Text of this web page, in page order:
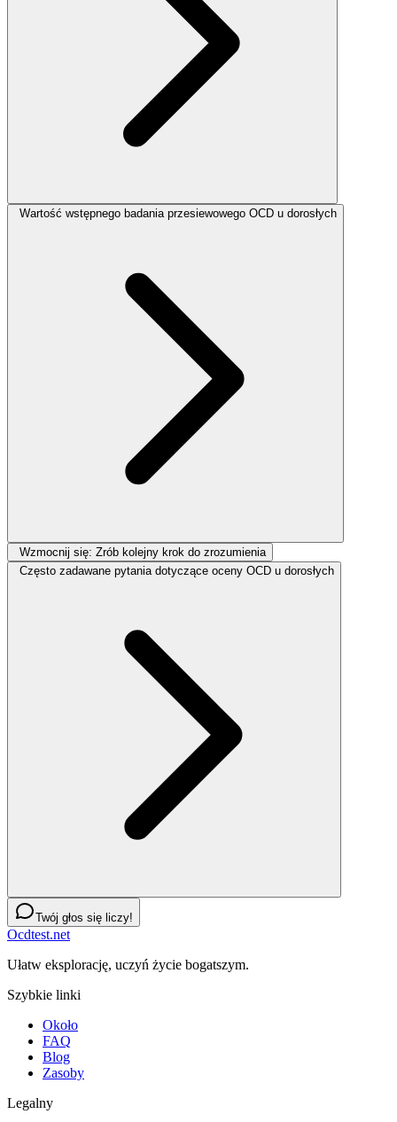
Wartość wstępnego badania przesiewowego OCD u dorosłych
Wzmocnij się: Zrób kolejny krok do zrozumienia
Często zadawane pytania dotyczące oceny OCD u dorosłych
Twój głos się liczy!
Ocdtest.net
Ułatw eksplorację, uczyń życie bogatszym.
Szybkie linki
Około
FAQ
Blog
Zasoby
Legalny